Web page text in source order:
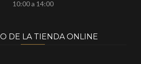
10:00 a 14:00
DE LA TIENDA ONLINE